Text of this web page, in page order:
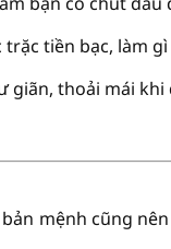
tiền bạc, làm
giãn, thoải mái khi
mệnh cũng